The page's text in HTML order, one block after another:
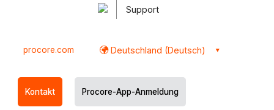
Support
procore.com Deutschland (Deutsch)
Kontakt Procore-App-Anmeldung